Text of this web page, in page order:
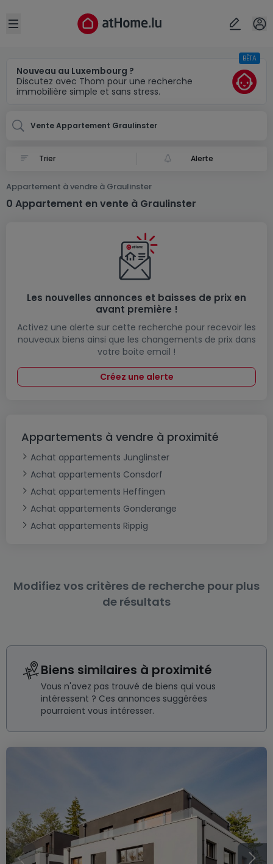
Open sidebar
Nouveau au Luxembourg ?
Discutez avec Thom pour une recherche
immobilière simple et sans stress.
BÊTA
Vente Appartement Graulinster
Alerte
Appartement à vendre à Graulinster
0 Appartement en vente à Graulinster
Les nouvelles annonces et baisses de prix en
avant première !
Activez une alerte sur cette recherche pour recevoir les
nouveaux biens ainsi que les changements de prix dans
votre boite email !
Créez une alerte
Appartements à vendre à proximité
Achat appartements Junglinster
Achat appartements Consdorf
Achat appartements Heffingen
Achat appartements Gonderange
Achat appartements Rippig
Modifiez vos critères de recherche pour plus
de résultats
Biens similaires à proximité
Vous n'avez pas trouvé de biens qui vous
intéressent ? Ces annonces suggérées
pourraient vous intéresser.
Localité(s)
Annuler OK